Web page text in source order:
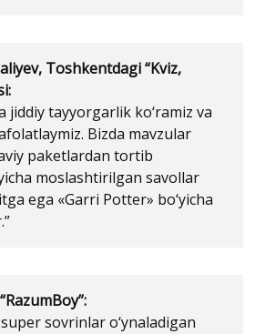
Toshkentdagi “Kviz,
jiddiy tayyorgarlik ko‘ramiz va
Bizda mavzular
paketlardan tortib
moslashtirilgan savollar
ega «Garri Potter» bo‘yicha
sovrinlar o‘ynaladigan